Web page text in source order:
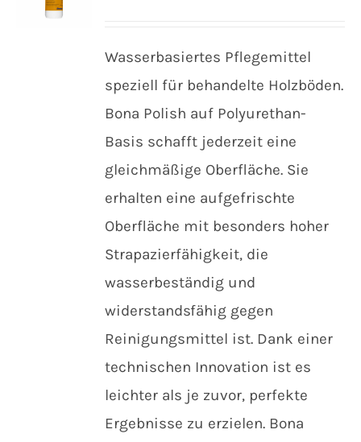
Wasserbasiertes Pflegemittel
speziell für behandelte Holzböden.
Bona Polish auf Polyurethan-
Basis schafft jederzeit eine
gleichmäßige Oberfläche. Sie
erhalten eine aufgefrischte
Oberfläche mit besonders hoher
Strapazierfähigkeit, die
wasserbeständig und
widerstandsfähig gegen
Reinigungsmittel ist. Dank einer
technischen Innovation ist es
leichter als je zuvor, perfekte
Ergebnisse zu erzielen. Bona